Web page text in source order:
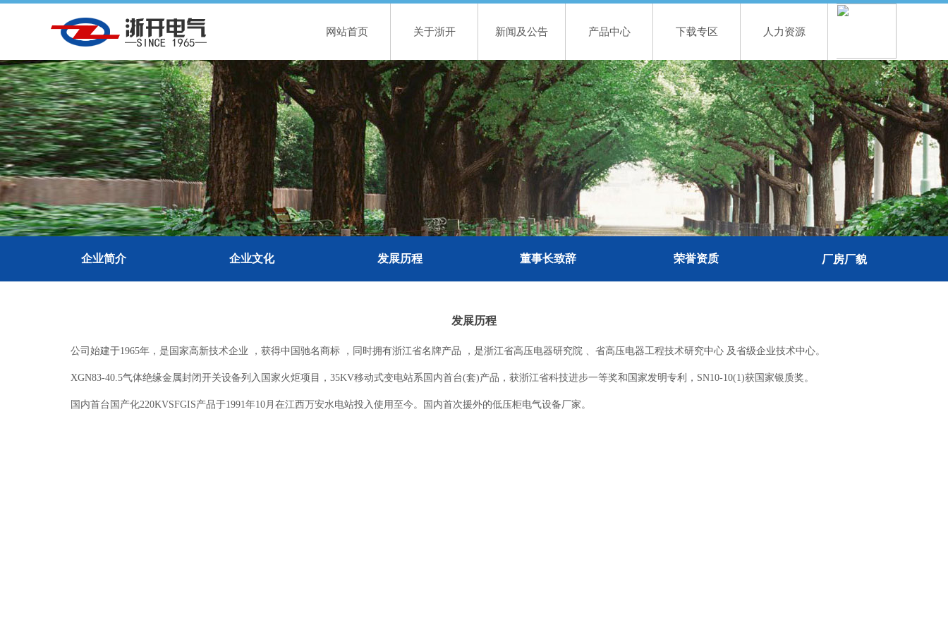
网站首页 关于浙开 新闻及公告 产品中心 下载专区 人力资源
企业文化 发展历程 董事长致辞 荣誉资质 厂房厂貌
企业简介
发展历程
公司始建于1965年，是国家高新技术企业 ，获得中国驰名商标 ，同时拥有浙江省名牌产品 ，是浙江省高压电器研究院 、省高压电器工程技术研究中心 及省级企业技术中心。
XGN83-40.5气体绝缘金属封闭开关设备列入国家火炬项目，35KV移动式变电站系国内首台(套)产品，获浙江省科技进步一等奖和国家发明专利，SN10-10(1)获国家银质奖。
国内首台国产化220KVSFGIS产品于1991年10月在江西万安水电站投入使用至今。国内首次援外的低压柜电气设备厂家。